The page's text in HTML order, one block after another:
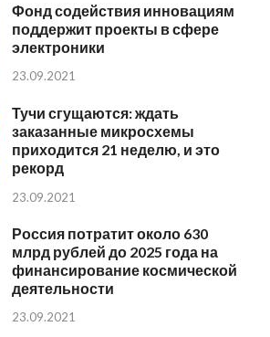
Фонд содействия инновациям
поддержит проекты в сфере
электроники
23.09.2021
Тучи сгущаются: ждать
заказанные микросхемы
приходится 21 неделю, и это
рекорд
23.09.2021
Россия потратит около 630
млрд рублей до 2025 года на
финансирование космической
деятельности
23.09.2021